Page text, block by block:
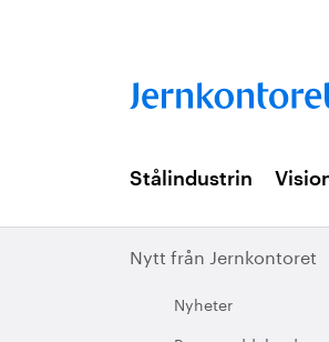
Stålindustrin
Nytt från Jernkontoret
Nyheter